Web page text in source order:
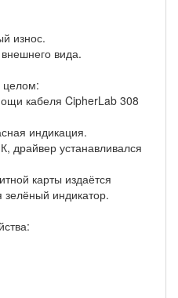
износ.
вида.
целом:
кабеля CipherLab 308
индикация.
драйвер устанавливался
карты издаётся
зелёный индикатор.